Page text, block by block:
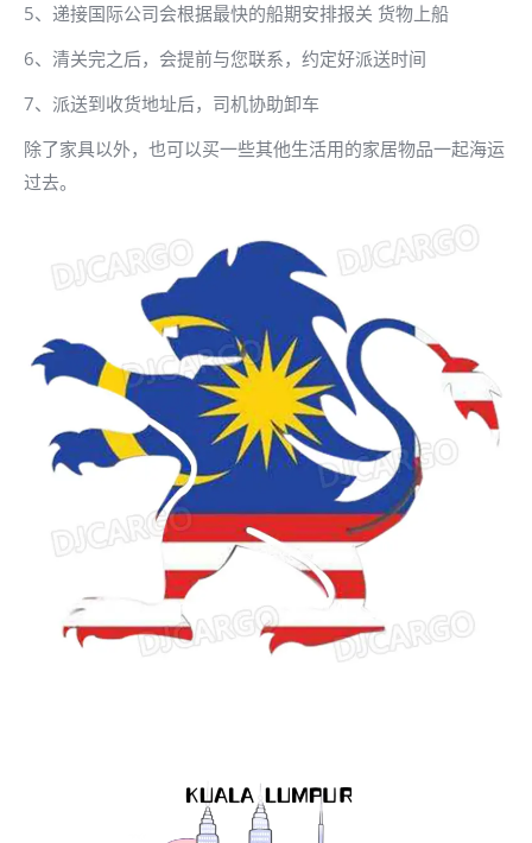
5、递接国际公司会根据最快的船期安排报关 货物上船
6、清关完之后，会提前与您联系，约定好派送时间
7、派送到收货地址后，司机协助卸车
除了家具以外，也可以买一些其他生活用的家居物品一起海运
过去。